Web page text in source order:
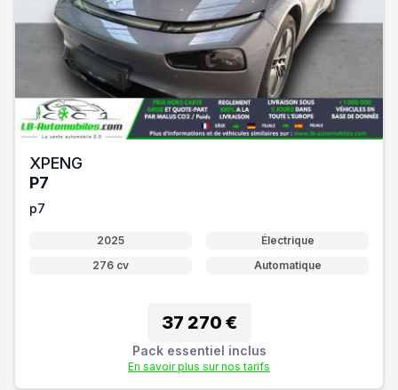
XPENG
P7
p7
2025
Électrique
276 cv
Automatique
37 270 €
Pack essentiel inclus
En savoir plus sur nos tarifs